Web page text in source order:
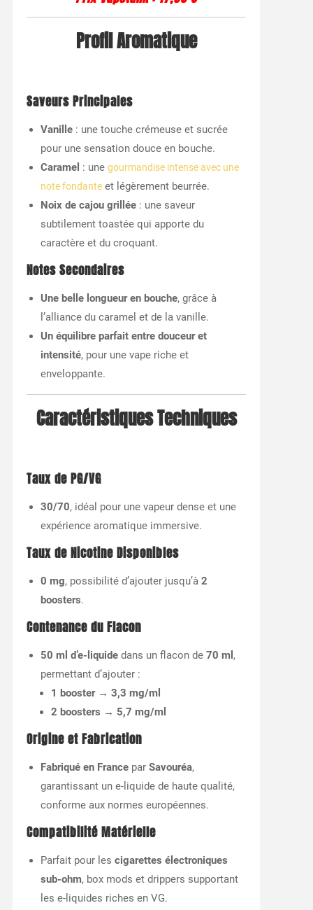
Profil Aromatique
Saveurs Principales
Vanille: une touche crémeuse et sucrée
pour une sensation douce en bouche.
Caramel : une gourmandise intense avec une
note fondanteet légèrement beurrée.
Noix de cajou grillée: une saveur
subtilement toastée qui apporte du
caractère et du croquant.
Notes Secondaires
Une belle longueur en bouche, grâce à
l’alliance du caramel et de la vanille.
Un équilibre parfait entre douceur et
intensité, pour une vape riche et
enveloppante.
Caractéristiques Techniques
Taux de PG/VG
30/70, idéal pour une vapeur dense et une
expérience aromatique immersive.
Taux de Nicotine Disponibles
0 mg, possibilité d’ajouter jusqu’à 2
boosters.
Contenance du Flacon
50 ml d’e-liquidedans un flacon de 70 ml ,
permettant d’ajouter :
1 booster → 3,3 mg/ml
2 boosters → 5,7 mg/ml
Origine et Fabrication
Fabriqué en Francepar Savouréa,
garantissant un e-liquide de haute qualité,
conforme aux normes européennes.
Compatibilité Matérielle
Parfait pour les cigarettes électroniques
sub-ohm, box mods et drippers supportant
les e-liquides riches en VG.